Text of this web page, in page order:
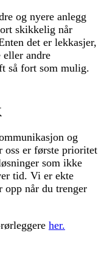
og nyere anlegg
skikkelig når
det er lekkasjer,
eller andre
så fort som mulig.
og
oss er første prioritet
som ikke
tid. Vi er ekte
når du trenger
her.